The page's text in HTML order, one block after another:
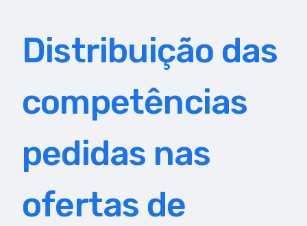
Distribuição das
competências
pedidas nas
ofertas de